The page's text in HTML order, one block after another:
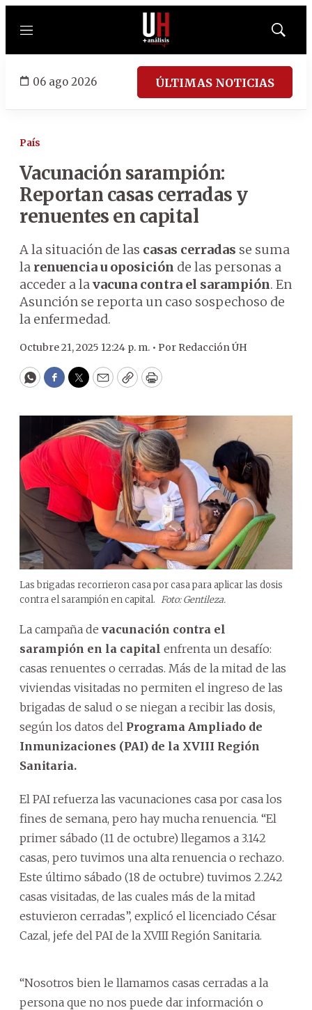
Menú
Mostrar
06 ago 2026 ÚLTIMAS NOTICIAS
País
Vacunación sarampión:
Reportan casas cerradas y
renuentes en capital
A la situación de las casas cerradas se suma
la renuencia u oposición de las personas a
acceder a lavacuna contra el sarampión. En
Asunción se reporta un caso sospechoso de
la enfermedad.
Octubre 21, 2025 12:24 p. m. • Por Redacción ÚH
WhatsApp
Facebook
Twitter
EmailCopyPrint
Las brigadas recorrieron casa por casa para aplicar las dosis
contra el sarampión en capital. Foto: Gentileza.
La campaña de vacunación contra el
sarampión en la capital enfrenta un desafío:
casas renuentes o cerradas. Más de la mitad de las
viviendas visitadas no permiten el ingreso de las
brigadas de salud o se niegan a recibir las dosis,
según los datos del Programa Ampliado de
Inmunizaciones (PAI) de la XVIII Región
Sanitaria.
El PAI refuerza las vacunaciones casa por casa los
fines de semana, pero hay mucha renuencia. “El
primer sábado (11 de octubre) llegamos a 3.142
casas, pero tuvimos una alta renuencia o rechazo.
Este último sábado (18 de octubre) tuvimos 2.242
casas visitadas, de las cuales más de la mitad
estuvieron cerradas”, explicó el licenciado César
Cazal, jefe del PAI de la XVIII Región Sanitaria.
“Nosotros bien le llamamos casas cerradas a la
persona que no nos puede dar información o